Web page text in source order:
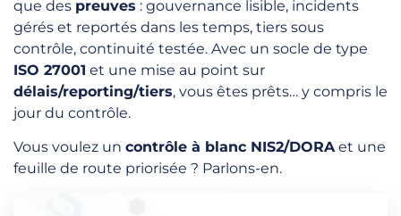
que des preuves : gouvernance lisible, incidents
gérés et reportés dans les temps, tiers sous
contrôle, continuité testée. Avec un socle de type
ISO 27001 et une mise au point sur
délais/reporting/tiers, vous êtes prêts… y compris le
jour du contrôle.
Vous voulez un contrôle à blanc NIS2/DORAet une
feuille de route priorisée ? Parlons-en.